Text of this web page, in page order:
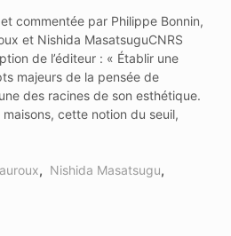
commentée par Philippe Bonnin,
et Nishida MasatsuguCNRS
de l’éditeur : « Établir une
majeurs de la pensée de
des racines de son esthétique.
cette notion du seuil,
, Nishida Masatsugu,